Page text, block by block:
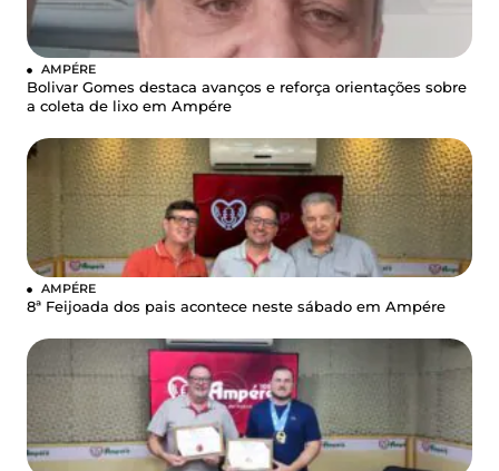
AMPÉRE
Bolivar Gomes destaca avanços e reforça orientações sobre
a coleta de lixo em Ampére
AMPÉRE
8ª Feijoada dos pais acontece neste sábado em Ampére